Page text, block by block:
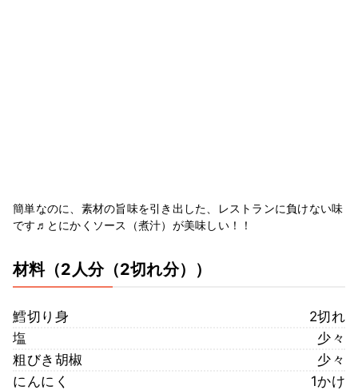
簡単なのに、素材の旨味を引き出した、レストランに負けない味
です♬とにかくソース（煮汁）が美味しい！！
材料（2人分（2切れ分））
鱈切り身
2切れ
塩
少々
粗びき胡椒
少々
にんにく
1かけ